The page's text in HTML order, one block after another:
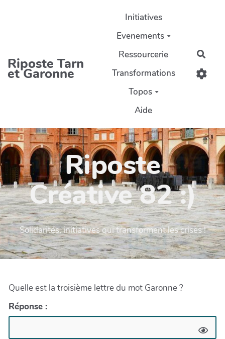
Riposte Tarn
et Garonne
Initiatives
Evenements
Ressourcerie
Transformations
Topos
Aide
Riposte
Créative 82 :)
Solidarités, initiatives qui transforment les crises !
Quelle est la troisième lettre du mot Garonne ?
Réponse :